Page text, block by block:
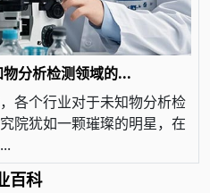
分析检测领域的...
各个行业对于未知物分析检
院犹如一颗璀璨的明星，在
百科